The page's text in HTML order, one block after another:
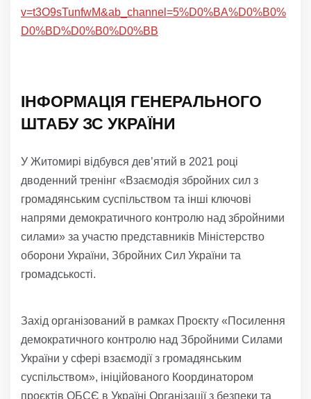
v=t3O9sTunfwM&ab_channel=5%D0%BA%D0%B0%
D0%BD%D0%B0%D0%BB
ІНФОРМАЦІЯ ГЕНЕРАЛЬНОГО
ШТАБУ ЗС УКРАЇНИ
У Житомирі відбувся дев’ятий в 2021 році
дводенний тренінг «Взаємодія збройних сил з
громадянським суспільством та інші ключові
напрями демократичного контролю над збройними
силами» за участю представників Міністерство
оборони України, Збройних Сил України та
громадськості.
Захід організований в рамках Проєкту «Посилення
демократичного контролю над Збройними Силами
України у сфері взаємодії з громадянським
суспільством», ініційованого Координатором
проєктів ОБСЄ в Україні Організації з безпеки та